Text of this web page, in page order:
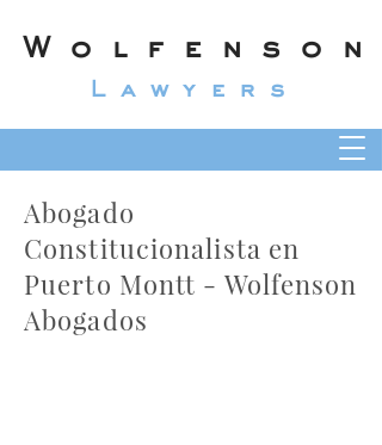
Wolfenson
Lawyers
Abogado
Constitucionalista en
Puerto Montt - Wolfenson
Abogados